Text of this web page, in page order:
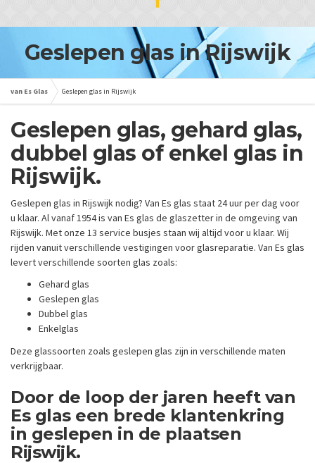
Geslepen glas in Rijswijk
van Es Glas Geslepen glas in Rijswijk
Geslepen glas, gehard glas,
dubbel glas of enkel glas in
Rijswijk.
Geslepen glas in Rijswijk nodig? Van Es glas staat 24 uur per dag voor
u klaar. Al vanaf 1954 is van Es glas de glaszetter in de omgeving van
Rijswijk. Met onze 13 service busjes staan wij altijd voor u klaar. Wij
rijden vanuit verschillende vestigingen voor glasreparatie. Van Es glas
levert verschillende soorten glas zoals:
Gehard glas
Geslepen glas
Dubbel glas
Enkelglas
Deze glassoorten zoals geslepen glas zijn in verschillende maten
verkrijgbaar.
Door de loop der jaren heeft van
Es glas een brede klantenkring
in geslepen in de plaatsen
Rijswijk.